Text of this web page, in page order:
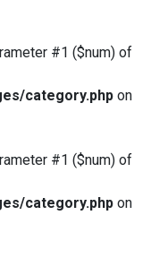
#1 ($num) of
category.php on
#1 ($num) of
category.php on